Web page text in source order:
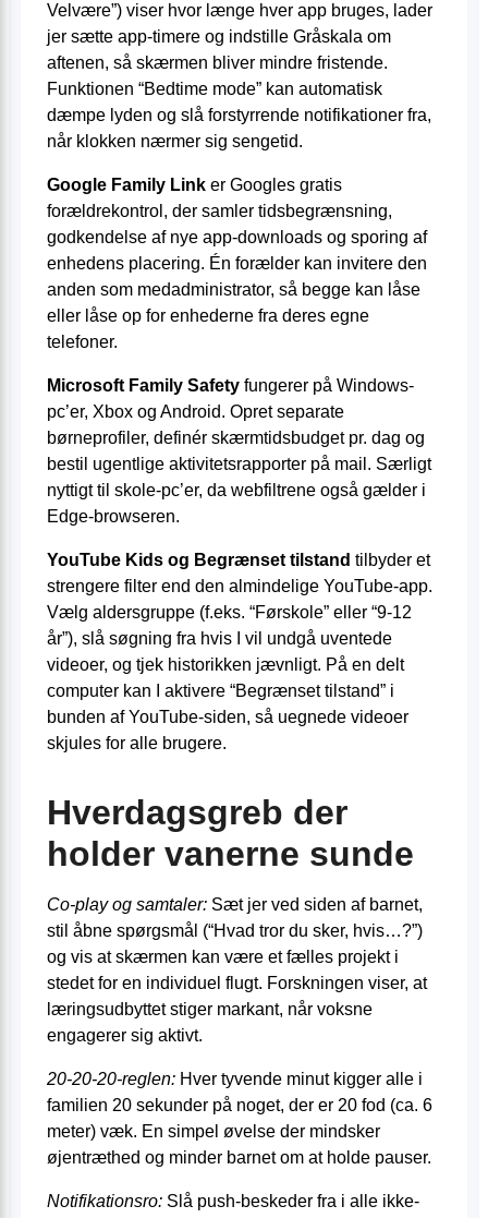
Velvære”) viser hvor længe hver app bruges, lader
jer sætte app-timere og indstille Gråskala om
aftenen, så skærmen bliver mindre fristende.
Funktionen “Bedtime mode” kan automatisk
dæmpe lyden og slå forstyrrende notifikationer fra,
når klokken nærmer sig sengetid.
Google Family Linker Googles gratis
forældrekontrol, der samler tidsbegrænsning,
godkendelse af nye app-downloads og sporing af
enhedens placering. Én forælder kan invitere den
anden som medadministrator, så begge kan låse
eller låse op for enhederne fra deres egne
telefoner.
Microsoft Family Safetyfungerer på Windows-
pc’er, Xbox og Android. Opret separate
børneprofiler, definér skærmtidsbudget pr. dag og
bestil ugentlige aktivitetsrapporter på mail. Særligt
nyttigt til skole-pc’er, da webfiltrene også gælder i
Edge-browseren.
YouTube Kids og Begrænset tilstand tilbyder et
strengere filter end den almindelige YouTube-app.
Vælg aldersgruppe (f.eks. “Førskole” eller “9-12
år”), slå søgning fra hvis I vil undgå uventede
videoer, og tjek historikken jævnligt. På en delt
computer kan I aktivere “Begrænset tilstand” i
bunden af YouTube-siden, så uegnede videoer
skjules for alle brugere.
Hverdagsgreb der
holder vanerne sunde
Co-play og samtaler:Sæt jer ved siden af barnet,
stil åbne spørgsmål (“Hvad tror du sker, hvis…?”)
og vis at skærmen kan være et fælles projekt i
stedet for en individuel flugt. Forskningen viser, at
læringsudbyttet stiger markant, når voksne
engagerer sig aktivt.
20-20-20-reglen:Hver tyvende minut kigger alle i
familien 20 sekunder på noget, der er 20 fod (ca. 6
meter) væk. En simpel øvelse der mindsker
øjentræthed og minder barnet om at holde pauser.
Notifikationsro:Slå push-beskeder fra i alle ikke-